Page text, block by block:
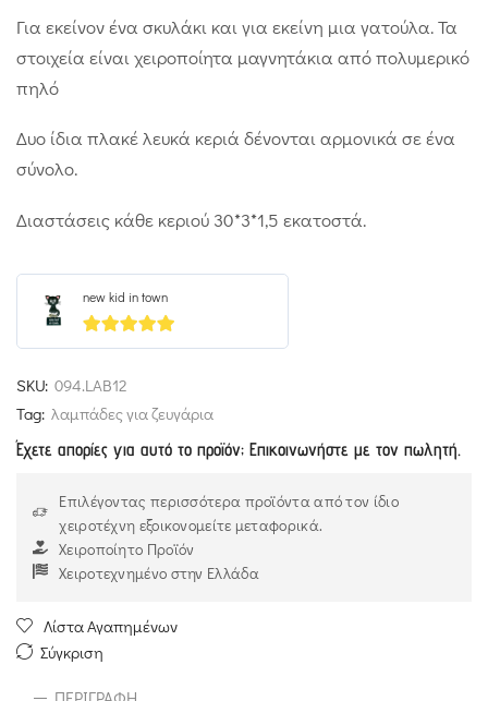
Για εκείνον ένα σκυλάκι και για εκείνη μια γατούλα. Τα
στοιχεία είναι χειροποίητα μαγνητάκια από πολυμερικό
πηλό
Δυο ίδια πλακέ λευκά κεριά δένονται αρμονικά σε ένα
σύνολο.
Διαστάσεις κάθε κεριού 30*3*1,5 εκατοστά.
new kid in town
5out of 5
SKU: 094.LAB12
Tag: λαμπάδες για ζευγάρια
Έχετε απορίες για αυτό το προϊόν; Επικοινωνήστε με τον πωλητή.
Επιλέγοντας περισσότερα προϊόντα από τον ίδιο
χειροτέχνη εξοικονομείτε μεταφορικά.
Χειροποίητο Προϊόν
Χειροτεχνημένο στην Ελλάδα
Λίστα Αγαπημένων
Σύγκριση